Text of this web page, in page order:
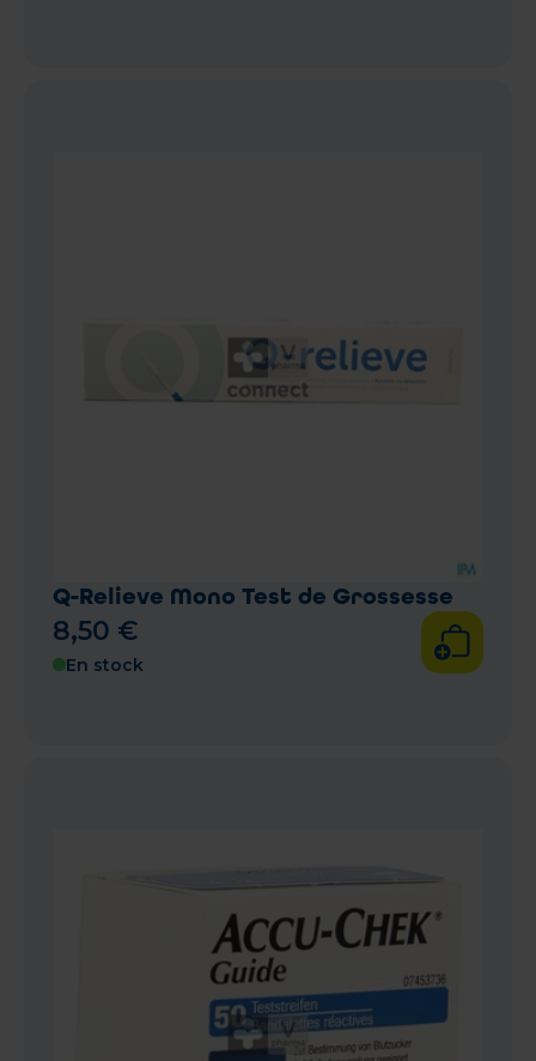
Q-Relieve Mono Test de Grossesse
8,50 €
En stock